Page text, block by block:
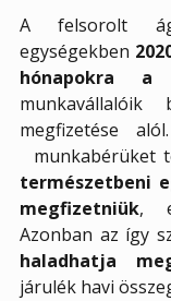
A felsorolt
egységekben
hónapokra a
megfizetése
munkabérüket
természetbeni
megfizetniük,
Azonban az így
haladhatja
járulék havi